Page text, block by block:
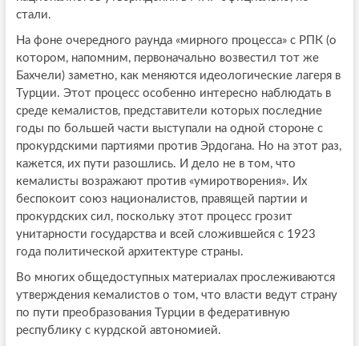
стали.
На фоне очередного раунда «мирного процесса» с РПК (о
котором, напомним, первоначально возвестил тот же
Бахчели) заметно, как меняются идеологические лагеря в
Турции. Этот процесс особенно интересно наблюдать в
среде кемалистов, представители которых последние
годы по большей части выступали на одной стороне с
прокурдскими партиями против Эрдогана. Но на этот раз,
кажется, их пути разошлись. И дело не в том, что
кемалисты возражают против «умиротворения». Их
беспокоит союз националистов, правящей партии и
прокурдских сил, поскольку этот процесс грозит
унитарности государства и всей сложившейся с 1923
года политической архитектуре страны.
Во многих общедоступных материалах прослеживаются
утверждения кемалистов о том, что власти ведут страну
по пути преобразования Турции в федеративную
республику с курдской автономией.